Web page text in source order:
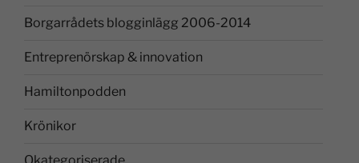
Borgarrådets blogginlägg 2006-2014
Entreprenörskap & innovation
Hamiltonpodden
Krönikor